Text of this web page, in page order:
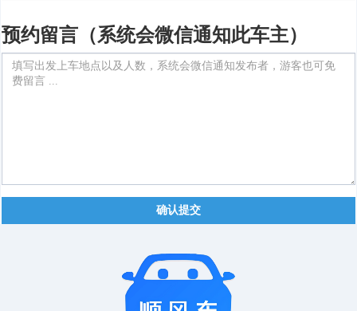
预约留言（系统会微信通知此车主）
确认提交